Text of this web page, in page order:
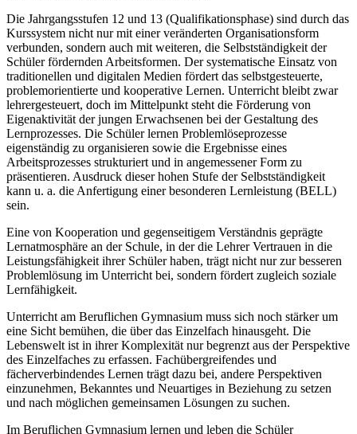
Die Jahrgangsstufen 12 und 13 (Qualifikationsphase) sind durch das
Kurssystem nicht nur mit einer veränderten Organisationsform
verbunden, sondern auch mit weiteren, die Selbstständigkeit der
Schüler fördernden Arbeitsformen. Der systematische Einsatz von
traditionellen und digitalen Medien fördert das selbstgesteuerte,
problemorientierte und kooperative Lernen. Unterricht bleibt zwar
lehrergesteuert, doch im Mittelpunkt steht die Förderung von
Eigenaktivität der jungen Erwachsenen bei der Gestaltung des
Lernprozesses. Die Schüler lernen Problemlöseprozesse
eigenständig zu organisieren sowie die Ergebnisse eines
Arbeitsprozesses strukturiert und in angemessener Form zu
präsentieren. Ausdruck dieser hohen Stufe der Selbstständigkeit
kann u. a. die Anfertigung einer besonderen Lernleistung (BELL)
sein.
Eine von Kooperation und gegenseitigem Verständnis geprägte
Lernatmosphäre an der Schule, in der die Lehrer Vertrauen in die
Leistungsfähigkeit ihrer Schüler haben, trägt nicht nur zur besseren
Problemlösung im Unterricht bei, sondern fördert zugleich soziale
Lernfähigkeit.
Unterricht am Beruflichen Gymnasium muss sich noch stärker um
eine Sicht bemühen, die über das Einzelfach hinausgeht. Die
Lebenswelt ist in ihrer Komplexität nur begrenzt aus der Perspektive
des Einzelfaches zu erfassen. Fachübergreifendes und
fächerverbindendes Lernen trägt dazu bei, andere Perspektiven
einzunehmen, Bekanntes und Neuartiges in Beziehung zu setzen
und nach möglichen gemeinsamen Lösungen zu suchen.
Im Beruflichen Gymnasium lernen und leben die Schüler